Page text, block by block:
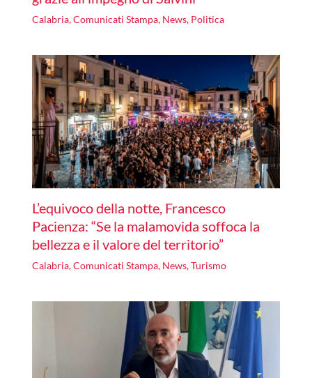
Calabria,Comunicati Stampa, News, Politica
L’equivoco della notte, Francesco
Pacienza: “Se la malamovida soffoca la
bellezza e il valore del territorio”
Calabria,Comunicati Stampa, News,Turismo